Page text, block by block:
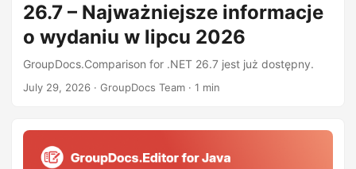
26.7 – Najważniejsze informacje
o wydaniu w lipcu 2026
GroupDocs.Comparison for .NET 26.7 jest już dostępny.
July 29, 2026 · GroupDocs Team · 1 min